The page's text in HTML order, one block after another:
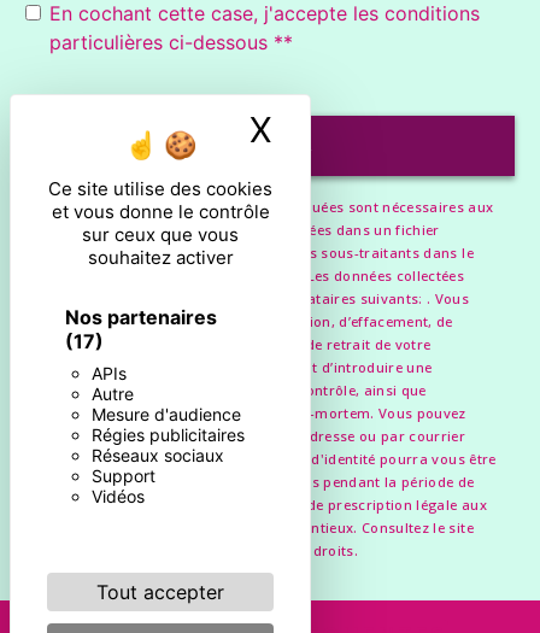
Ce site utilise des cookies
et vous donne le contrôle
sur ceux que vous
souhaitez activer
Nos partenaires
(17)
APIs
Autre
Mesure d'audience
Régies publicitaires
Réseaux sociaux
Support
Vidéos
Tout accepter
X Masquer le
En cochant cette case, j'accepte les conditions
particulières ci-dessous **
ENVOYER
** Les données personnelles communiquées sont nécessaires aux
fins de vous contacter et sont enregistrées dans un fichier
informatisé. Elles sont destinées à et ses sous-traitants dans le
seul but de répondre à votre message. Les données collectées
seront communiquées aux seuls destinataires suivants: . Vous
disposez de droits d’accès, de rectification, d’effacement, de
portabilité, de limitation, d’opposition, de retrait de votre
consentement à tout moment et du droit d’introduire une
réclamation auprès d’une autorité de contrôle, ainsi que
d’organiser le sort de vos données post-mortem. Vous pouvez
exercer ces droits par voie postale à l'adresse ou par courrier
électronique à l'adresse . Un justificatif d'identité pourra vous être
demandé. Nous conservons vos données pendant la période de
prise de contact puis pendant la durée de prescription légale aux
fins probatoires et de gestion des contentieux. Consultez le site
cnil.fr pour plus d’informations sur vos droits.